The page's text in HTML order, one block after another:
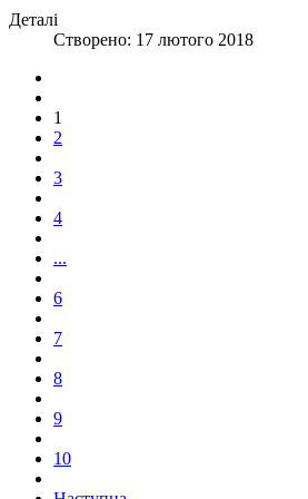
Деталі
Створено: 17 лютого 2018
1
2
3
4
...
6
7
8
9
10